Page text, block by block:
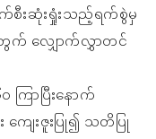
က်စီးဆုံးရှုံးသည့်ရက်စွဲမှ
တွက် လျှောက်လွှာတင်
ြာပြီးနောက်
ျေးဇူးပြု၍ သတိပြု